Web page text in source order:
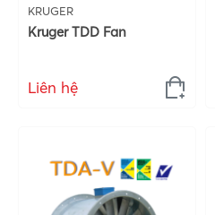
KRUGER
Kruger TDD Fan
Liên hệ